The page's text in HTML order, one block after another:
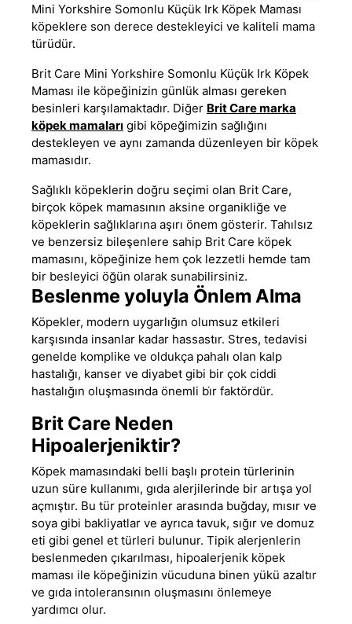
Mini Yorkshire Somonlu Küçük Irk Köpek Maması
köpeklere son derece destekleyici ve kaliteli mama
türüdür.
Brit Care Mini Yorkshire Somonlu Küçük Irk Köpek
Maması ile köpeğinizin günlük alması gereken
besinleri karşılamaktadır. Diğer Brit Care marka
köpek mamaları gibi köpeğimizin sağlığını
destekleyen ve aynı zamanda düzenleyen bir köpek
mamasıdır.
Sağlıklı köpeklerin doğru seçimi olan Brit Care,
birçok köpek mamasının aksine organikliğe ve
köpeklerin sağlıklarına aşırı önem gösterir. Tahılsız
ve benzersiz bileşenlere sahip Brit Care köpek
mamasını, köpeğinize hem çok lezzetli hemde tam
bir besleyici öğün olarak sunabilirsiniz.
Beslenme yoluyla Önlem Alma
Köpekler, modern uygarlığın olumsuz etkileri
karşısında insanlar kadar hassastır. Stres, tedavisi
genelde komplike ve oldukça pahalı olan kalp
hastalığı, kanser ve diyabet gibi bir çok ciddi
hastalığın oluşmasında önemli bi̇r faktördür.
Brit Care Neden
Hipoalerjeniktir?
Köpek mamasındaki belli başlı protein türlerinin
uzun süre kullanımı, gıda alerjilerinde bir artışa yol
açmıştır. Bu tür proteinler arasında buğday, mısır ve
soya gibi bakliyatlar ve ayrıca tavuk, sığır ve domuz
eti gibi genel et türleri bulunur. Tipik alerjenlerin
beslenmeden çıkarılması, hipoalerjenik köpek
maması ile köpeğinizin vücuduna binen yükü azaltır
ve gıda intoleransının oluşmasını önlemeye
yardımcı olur.